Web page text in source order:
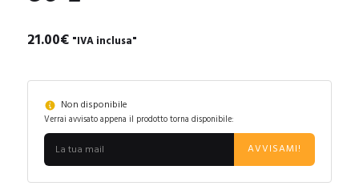
21.00€ "IVA inclusa"
Non disponibile
Verrai avvisato appena il prodotto torna disponibile:
AVVISAMI!